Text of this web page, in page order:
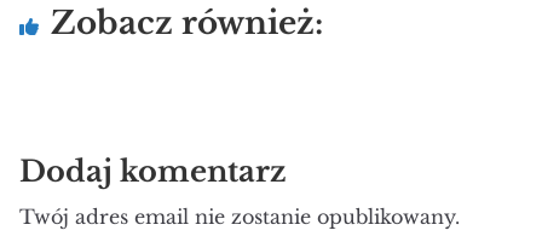
Zobacz również:
Dodaj komentarz
Twój adres email nie zostanie opublikowany.